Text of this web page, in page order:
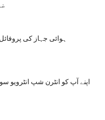
ہوائی جہاز کی پروفائل: بوئنگ
اپنے آپ کو انٹرن شپ انٹرویو